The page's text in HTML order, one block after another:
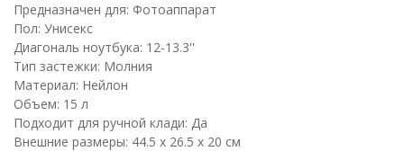
Предназначен для: Фотоаппарат
Пол: Унисекс
Диагональ ноутбука: 12-13.3''
Тип застежки: Молния
Материал: Нейлон
Объем: 15 л
Подходит для ручной клади: Да
Внешние размеры: 44.5 x 26.5 x 20 см